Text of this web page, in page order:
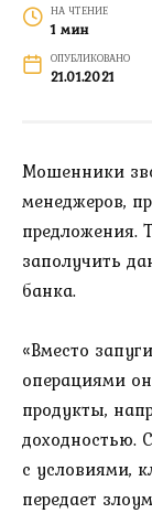
НА ЧТЕНИЕ
1 мин
ОПУБЛИКОВАНО
21.01.2021
Мошенники
менеджеров,
предложения.
заполучить
банка.
«Вместо
операциями
продукты,
доходностью.
с условиями,
передает